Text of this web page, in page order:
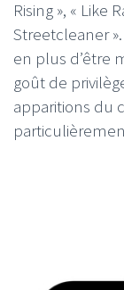
Rising », « Like
Streetcleaner
en plus d’être
goût de
apparitions du